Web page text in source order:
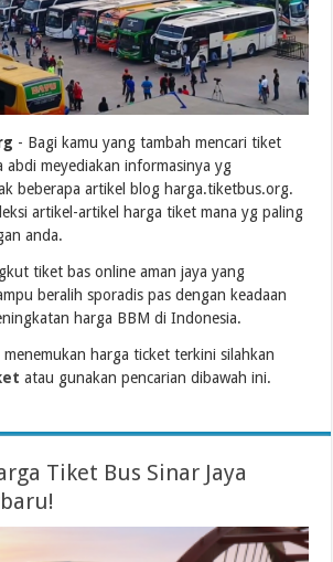
- Bagi kamu yang tambah mencari tiket
abdi meyediakan informasinya yg
beberapa artikel blog harga.tiketbus.org.
artikel-artikel harga tiket mana yg paling
anda.
tiket bas online aman jaya yang
beralih sporadis pas dengan keadaan
harga BBM di Indonesia.
menemukan harga ticket terkini silahkan
atau gunakan pencarian dibawah ini.
Tiket Bus Sinar Jaya